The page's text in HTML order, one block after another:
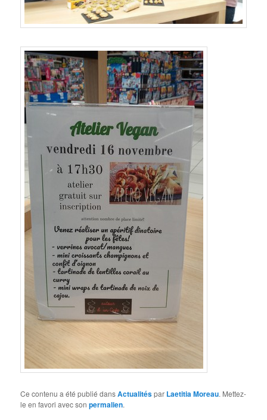
Ce contenu a été publié dansActualitéspar Laetitia Moreau. Mettez-
le en favori avec sonpermalien.